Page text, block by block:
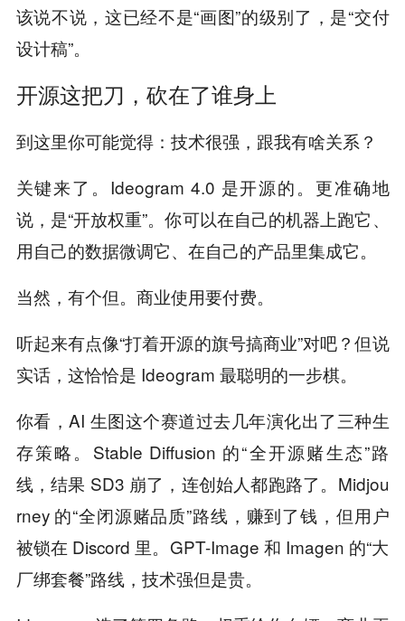
该说不说，这已经不是“画图”的级别了，是“交付
设计稿”。
开源这把刀，砍在了谁身上
到这里你可能觉得：技术很强，跟我有啥关系？
关键来了。Ideogram 4.0 是开源的。更准确地
说，是“开放权重”。你可以在自己的机器上跑它、
用自己的数据微调它、在自己的产品里集成它。
当然，有个但。商业使用要付费。
听起来有点像“打着开源的旗号搞商业”对吧？但说
实话，这恰恰是 Ideogram 最聪明的一步棋。
你看，AI 生图这个赛道过去几年演化出了三种生
存策略。Stable Diffusion 的“全开源赌生态”路
线，结果 SD3 崩了，连创始人都跑路了。Midjou
rney 的“全闭源赌品质”路线，赚到了钱，但用户
被锁在 Discord 里。GPT-Image 和 Imagen 的“大
厂绑套餐”路线，技术强但是贵。